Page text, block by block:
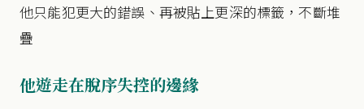
他只能犯更大的錯誤、再被貼上更深的標籤，不斷堆
疊
他遊走在脫序失控的邊緣